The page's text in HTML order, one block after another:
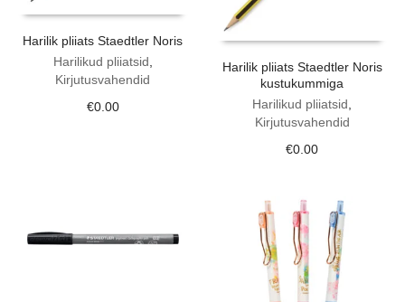
Harilik pliiats Staedtler Noris
Harilikud pliiatsid
Kirjutusvahendid
€0.00
Harilik pliiats Staedtler Noris
kustukummiga
Harilikud pliiatsid
Kirjutusvahendid
€0.00